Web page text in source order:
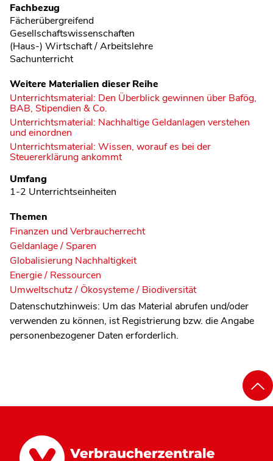
Fachbezug
Fächerübergreifend
Gesellschaftswissenschaften
(Haus-) Wirtschaft / Arbeitslehre
Sachunterricht
Weitere Materialien dieser Reihe
Unterrichtsmaterial: Den Überblick gewinnen über Bafög,
BAB, Stipendien & Co.
Unterrichtsmaterial: Nachhaltige Geldanlagen verstehen
und einordnen
Unterrichtsmaterial: Wissen, worauf es bei der
Steuererklärung ankommt
Umfang
1-2 Unterrichtseinheiten
Themen
Finanzen und Verbraucherrecht
Geldanlage / Sparen
Globalisierung Nachhaltigkeit
Energie / Ressourcen
Umweltschutz / Ökosysteme / Biodiversität
Datenschutzhinweis: Um das Material abrufen und/oder
verwenden zu können, ist Registrierung bzw. die Angabe
personenbezogener Daten erforderlich.